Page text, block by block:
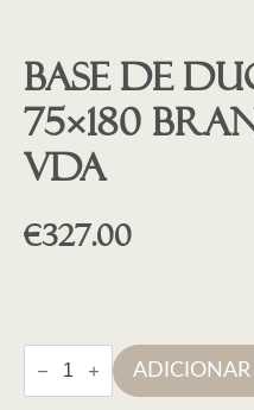
Base de
75×180
VDA
€327.00
Quantidade
de
Base
ADICIONAR